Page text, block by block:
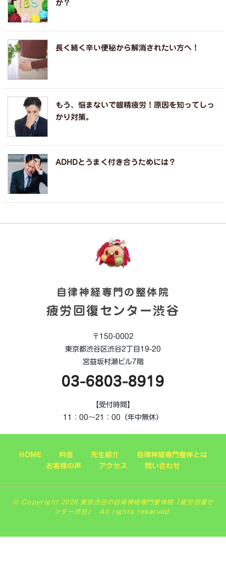
か？
長く続く辛い便秘から解消されたい方へ！
もう、悩まないで眼精疲労！原因を知ってしっ
かり対策。
ADHDとうまく付き合うためには？
自律神経専門の整体院
疲労回復センター渋谷
〒150-0002
東京都渋谷区渋谷2丁目19-20
宮益坂村瀬ビル7階
03-6803-8919
【受付時間】
11：00～21：00（年中無休）
HOME 料金 先生紹介
自律神経専門整体とは
お客様の声
アクセス 問い合わせ
© Copyright 2026 東京渋谷の自律神経専門整体院「疲労回復セ
ンター渋谷」. All rights reserved.